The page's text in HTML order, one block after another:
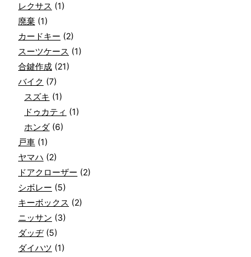
レクサス (1)
廃棄 (1)
カードキー (2)
スーツケース (1)
合鍵作成 (21)
バイク (7)
スズキ (1)
ドゥカティ (1)
ホンダ (6)
戸車 (1)
ヤマハ (2)
ドアクローザー (2)
シボレー (5)
キーボックス (2)
ニッサン (3)
ダッヂ(5)
ダイハツ (1)